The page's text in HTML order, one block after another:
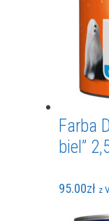
Farba
biel”
95.00zł z